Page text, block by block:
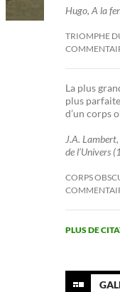
Hugo, A la
TRIOMPHE
La plus
plus
d’un corps
J.A.
de l’Univers
CORPS
PLUS DE